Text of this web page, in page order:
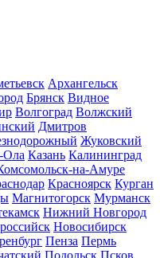
Архангельск
Брянск Видное
Волгоград Волжский
Дмитров
Жуковский
Ола Казань Калининград
на-Амуре
Красноярск Курган
Магнитогорск Мурманск
Нижний Новгород
Новосибирск
Пенза Пермь
Подольск Псков